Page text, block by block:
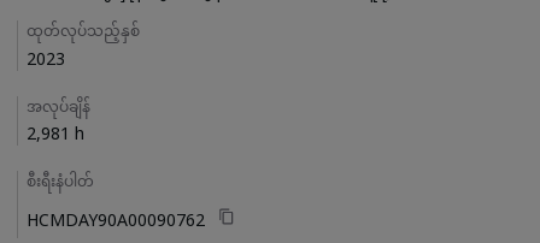
Details
ထုတ်လုပ်သည့်နှစ်
2023
အလုပ်ချိန်
2,981 h
စီးရီးနံပါတ်
HCMDAY90A00090762